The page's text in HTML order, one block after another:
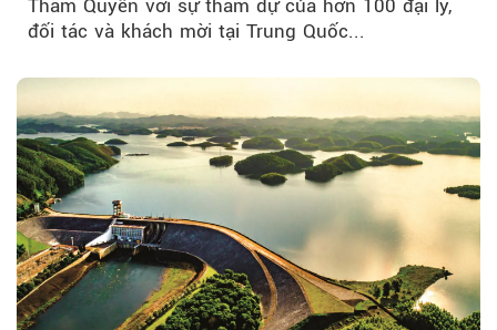
Thâm Quyến với sự tham dự của hơn 100 đại lý,
đối tác và khách mời tại Trung Quốc...